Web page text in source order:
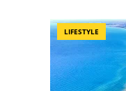
LIFESTYLE